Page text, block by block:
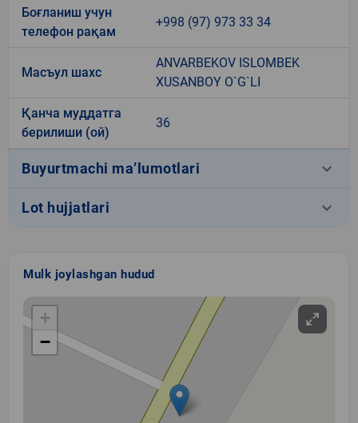
Боғланиш учун
телефон рақам
+998 (97) 973 33 34
Масъул шахс
ANVARBEKOV ISLOMBEK
XUSANBOY O`G`LI
Қанча муддатга
берилиши (ой)
36
Buyurtmachi ma’lumotlari keyboard_arrow_down
Lot hujjatlari keyboard_arrow_down
Mulk joylashgan hudud
+
−